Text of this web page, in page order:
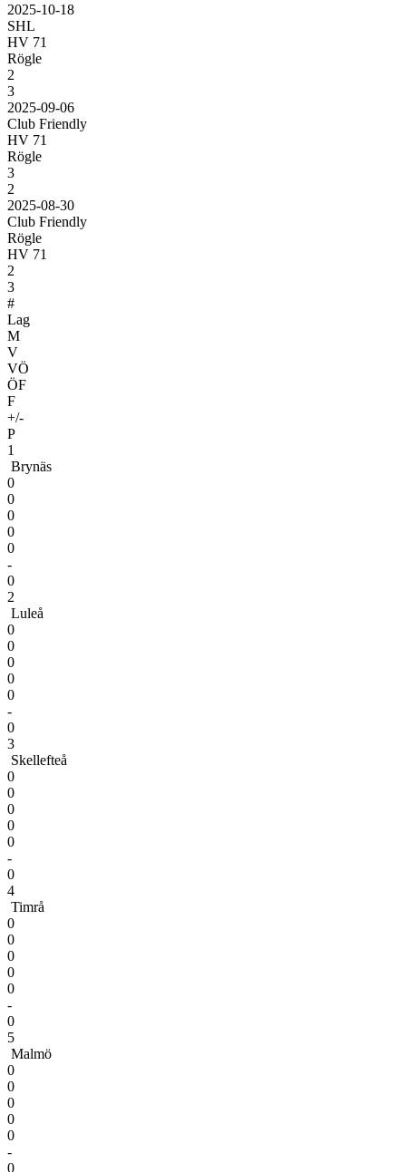
2025-10-18
SHL
HV 71
Rögle
2
3
2025-09-06
Club Friendly
HV 71
Rögle
3
2
2025-08-30
Club Friendly
Rögle
HV 71
2
3
#
Lag
M
V
VÖ
ÖF
F
+/-
P
1
Brynäs
0
0
0
0
0
-
0
2
Luleå
0
0
0
0
0
-
0
3
Skellefteå
0
0
0
0
0
-
0
4
Timrå
0
0
0
0
0
-
0
5
Malmö
0
0
0
0
0
-
0